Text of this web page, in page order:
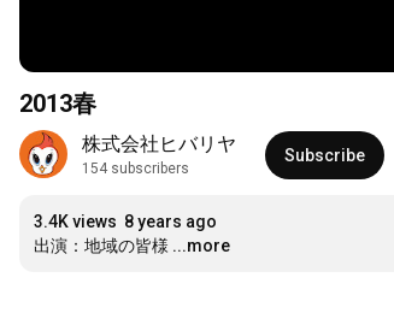
2013春
株式会社ヒバリヤ
154 subscribers
Subscribe
3.4K views 8 years ago
出演：地域の皆様 ...more